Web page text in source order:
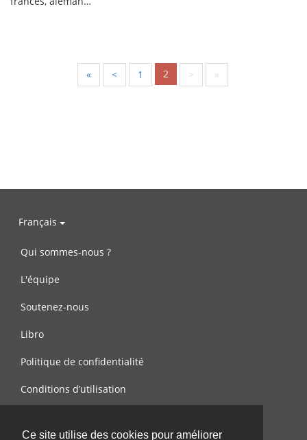
Ce site utilise des cookies pour améliorer
« < 1 2 > »
Français
Qui sommes-nous ?
L'équipe
Soutenez-nous
Libro
Politique de confidentialité
Conditions d’utilisation